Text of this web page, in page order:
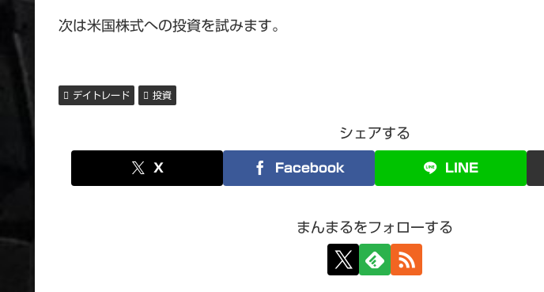
次は米国株式への投資を試みます。
デイトレード 投資
シェアする
X Facebook LINE
まんまるをフォローする